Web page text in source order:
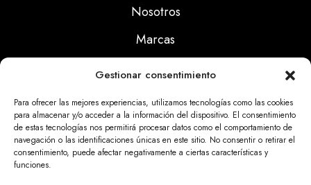
Gestionar consentimiento
Para ofrecer las mejores experiencias, utilizamos tecnologías como las cookies
para almacenar y/o acceder a la información del dispositivo. El consentimiento
de estas tecnologías nos permitirá procesar datos como el comportamiento de
navegación o las identificaciones únicas en este sitio. No consentir o retirar el
consentimiento, puede afectar negativamente a ciertas características y
funciones.
Nosotros
Marcas
Noticias
Aviso Legal